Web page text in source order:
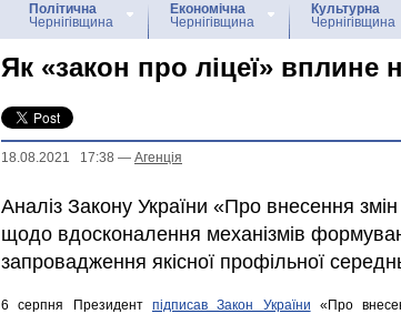
Політична
Чернігівщина
Економічна
Чернігівщина
Культурна
Чернігівщина
Як «закон про ліцеї» вплине
18.08.2021 17:38 — Агенцiя
Аналіз Закону України «Про внесення
щодо вдосконалення механізмів
запровадження якісної профільної
6 серпня Президент підписав Закон України «Про